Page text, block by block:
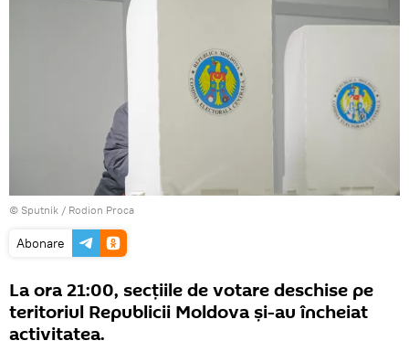
© Sputnik / Rodion Proca
Abonare
La ora 21:00, secțiile de votare deschise pe
teritoriul Republicii Moldova și-au încheiat
activitatea.